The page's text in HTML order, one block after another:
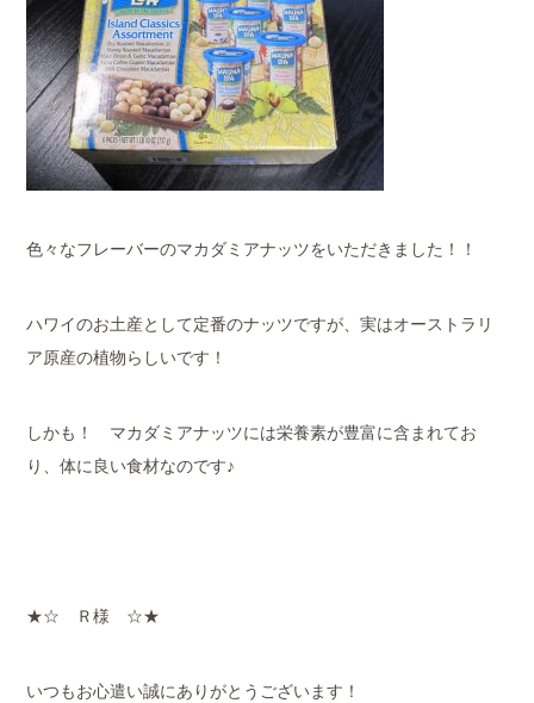
色々なフレーバーのマカダミアナッツをいただきました！！
ハワイのお土産として定番のナッツですが、実はオーストラリ
ア原産の植物らしいです！
しかも！ マカダミアナッツには栄養素が豊富に含まれてお
り、体に良い食材なのです♪
★☆ Ｒ様 ☆★
いつもお心遣い誠にありがとうございます！